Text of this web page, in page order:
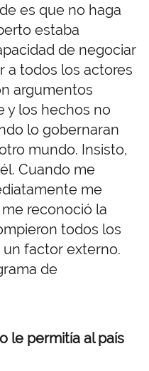
es que no haga
estaba
de negociar
a todos los actores
argumentos
y los hechos no
lo gobernaran
mundo. Insisto,
Cuando me
me
reconoció la
todos los
factor externo.
de
le permitía al país